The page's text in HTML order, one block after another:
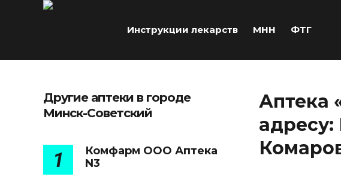
Инструкции лекарств МНН ФТГ
Аптека
Другие аптеки в городе
Минск-Советский
1
Комфарм ООО Аптека
N3